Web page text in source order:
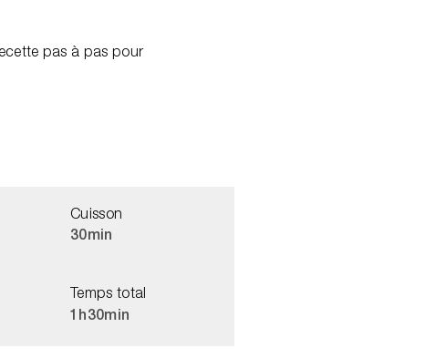
pas à pas pour
Cuisson
30min
Temps total
1h30min